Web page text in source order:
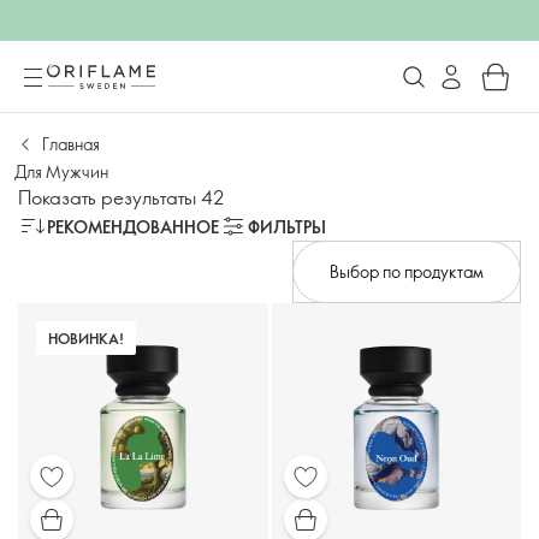
Главная
Для Мужчин
Показать результаты 42
РЕКОМЕНДОВАННОЕ
ФИЛЬТРЫ
Выбор по продуктам
НОВИНКА!